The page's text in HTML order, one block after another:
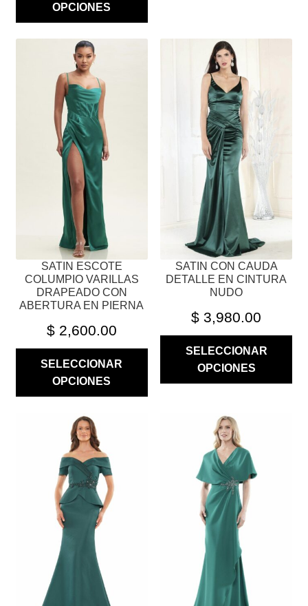
OPCIONES
SATIN ESCOTE
COLUMPIO VARILLAS
DRAPEADO CON
ABERTURA EN PIERNA
$2,600.00
SELECCIONAR
OPCIONES
PRODUCTO
MÚLTIPLES
VARIANTES.
OPCIONES
PRODUCTO
SATIN CON CAUDA
DETALLE EN CINTURA
NUDO
$ 3,980.00
SELECCIONAR
OPCIONES
PRODUCTO
MÚLTIPLES
VARIANTES.
OPCIONES
PUEDEN
PÁGINA
PRODUCTO
PRODUCTO
MÚLTIPLES
VARIANTES.
OPCIONES
PUEDEN
ELEGIR
PRODUCTO
MÚLTIPLES
VARIANTES.
OPCIONES
PUEDEN